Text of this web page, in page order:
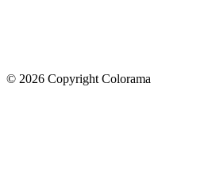
© 2026 Copyright Colorama